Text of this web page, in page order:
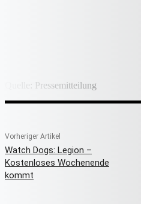
Quelle: Pressemitteilung
Vorheriger Artikel
Watch Dogs: Legion –
Kostenloses Wochenende
kommt